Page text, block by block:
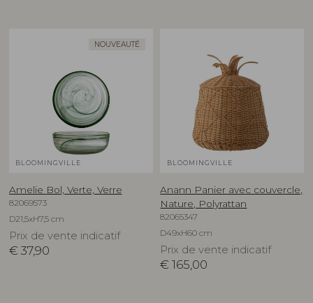
NOUVEAUTÉ
BLOOMINGVILLE
Amelie Bol, Verte, Verre
82069573
D21,5xH7,5 cm
Prix de vente indicatif
€ 37,90
BLOOMINGVILLE
Anann Panier avec couvercle,
Nature, Polyrattan
82065347
D49xH60 cm
Prix de vente indicatif
€ 165,00